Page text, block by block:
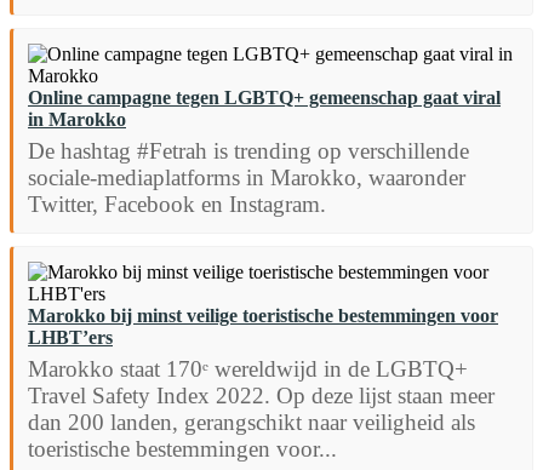
Online campagne tegen LGBTQ+ gemeenschap gaat viral
in Marokko
De hashtag #Fetrah is trending op verschillende
sociale-mediaplatforms in Marokko, waaronder
Twitter, Facebook en Instagram.
Marokko bij minst veilige toeristische bestemmingen voor
LHBT’ers
Marokko staat 170ᵉ wereldwijd in de LGBTQ+
Travel Safety Index 2022. Op deze lijst staan meer
dan 200 landen, gerangschikt naar veiligheid als
toeristische bestemmingen voor...